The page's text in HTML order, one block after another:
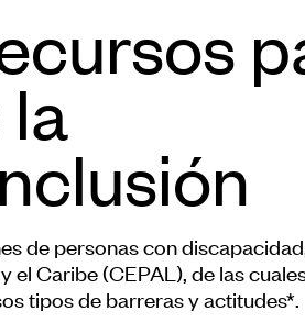
de personas con
Caribe (CEPAL), de las
tipos de barreras y actitudes*.